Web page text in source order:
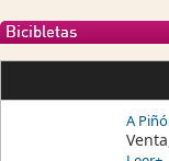
Bicibletas
A